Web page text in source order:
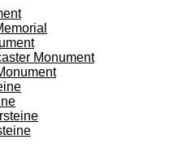
Monument